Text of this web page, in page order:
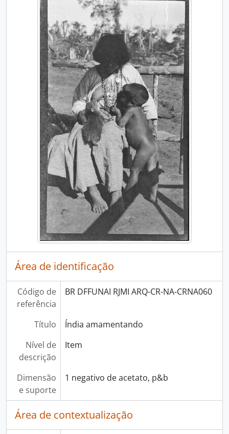
Área de identificação
Código de
referência
BR DFFUNAI RJMI ARQ-CR-NA-CRNA060
Título
Índia amamentando
Nível de
descrição
Item
Dimensão
e suporte
1 negativo de acetato, p&b
Área de contextualização